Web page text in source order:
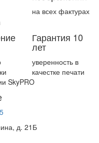
на всех фактурах
Гарантия 10
лет
уверенность в
качестке печати
SkyPRO
д. 21Б